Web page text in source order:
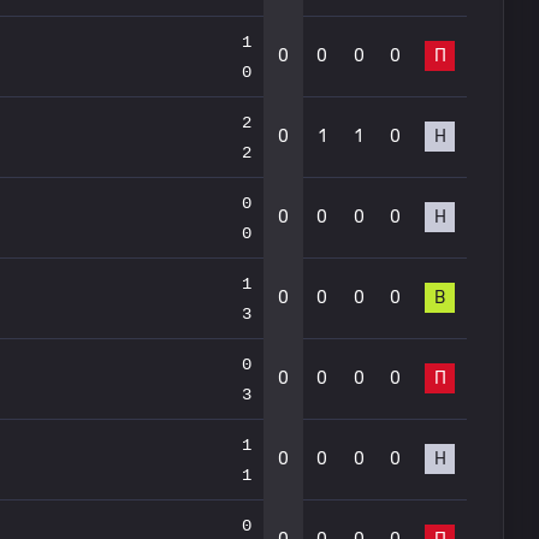
1
0
0 0 0 0 П
2
2
0 1 1 0 Н
0
0
0 0 0 0 Н
1
3
0 0 0 0 В
0
3
0 0 0 0 П
1
1
0 0 0 0 Н
0